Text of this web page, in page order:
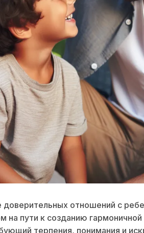
доверительных отношений с
на пути к созданию гармоничной
терпения, понимания и